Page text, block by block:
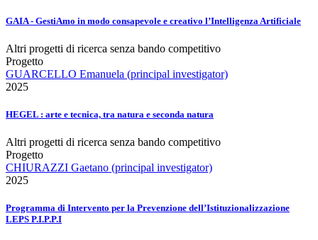
GAIA - GestiAmo in modo consapevole e creativo l’Intelligenza Artificiale
Altri progetti di ricerca senza bando competitivo
Progetto
GUARCELLO Emanuela (principal investigator)
2025
HEGEL : arte e tecnica, tra natura e seconda natura
Altri progetti di ricerca senza bando competitivo
Progetto
CHIURAZZI Gaetano (principal investigator)
2025
Programma di Intervento per la Prevenzione dell’Istituzionalizzazione
LEPS P.I.P.P.I